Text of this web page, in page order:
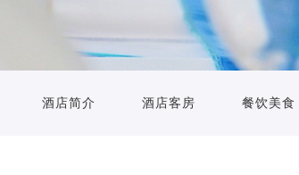
酒店简介 酒店客房 餐饮美食